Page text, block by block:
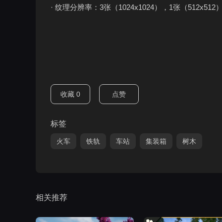
· 纹理分辨率：3张（1024x1024），1张（512x512
收藏 0 点赞
标签
火车 铁轨 车站 集装箱 树木
相关推荐